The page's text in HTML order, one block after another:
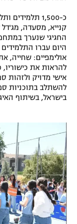
רשיון להקרנה
הצטרפות לחבילת
לוח דרושים –
תגיות
כ-1,500
קנייא, מסעדה,
החגיגי שנערך
היום עברו
אולימפיים: שחייה,
להראות את
אישי מדויק ולזהות
להשתלב בתוכניות
בישראל, בשיתוף